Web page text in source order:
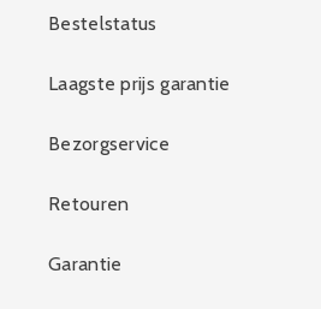
Bestelstatus
Laagste prijs garantie
Bezorgservice
Retouren
Garantie